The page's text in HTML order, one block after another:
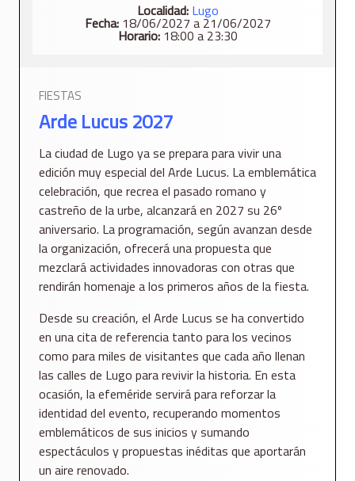
Localidad: Lugo
Fecha:18/06/2027 a 21/06/2027
Horario:18:00 a 23:30
FIESTAS
Arde Lucus 2027
La ciudad de Lugo ya se prepara para vivir una
edición muy especial del Arde Lucus. La emblemática
celebración, que recrea el pasado romano y
castreño de la urbe, alcanzará en 2027 su 26º
aniversario. La programación, según avanzan desde
la organización, ofrecerá una propuesta que
mezclará actividades innovadoras con otras que
rendirán homenaje a los primeros años de la fiesta.
Desde su creación, el Arde Lucus se ha convertido
en una cita de referencia tanto para los vecinos
como para miles de visitantes que cada año llenan
las calles de Lugo para revivir la historia. En esta
ocasión, la efeméride servirá para reforzar la
identidad del evento, recuperando momentos
emblemáticos de sus inicios y sumando
espectáculos y propuestas inéditas que aportarán
un aire renovado.